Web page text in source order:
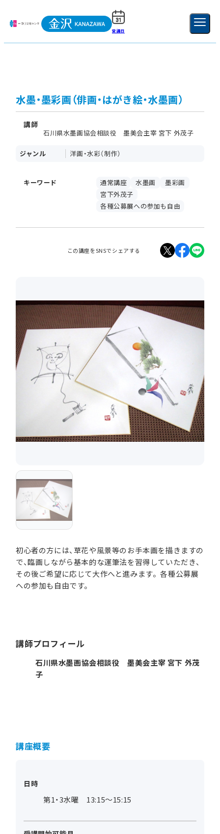
受講日 新規登録
水墨・墨彩画（俳画・はがき絵・水墨画）
講師
石川県水墨画協会相談役 墨美会主宰 宮下 外茂子
ジャンル 洋画・水彩（制作）
キーワード 通常講座 水墨画
墨彩画
宮下外茂子
各種公募展への参加も自由
この講座をSNSでシェアする
初心者の方には、草花や風景等のお手本画を描きますの
で、臨画しながら基本的な運筆法を習得していただき、
その後ご希望に応じて大作へと進みます。各種公募展
への参加も自由です。
講師プロフィール
石川県水墨画協会相談役 墨美会主宰 宮下 外茂
子
講座概要
日時
第1・3水曜 13:15～15:15